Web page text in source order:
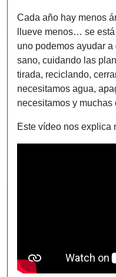
Cada año hay menos
llueve menos… se
uno podemos ayudar
sano, cuidando las
tirada, reciclando,
necesitamos agua,
necesitamos y muchas
Este vídeo nos explica